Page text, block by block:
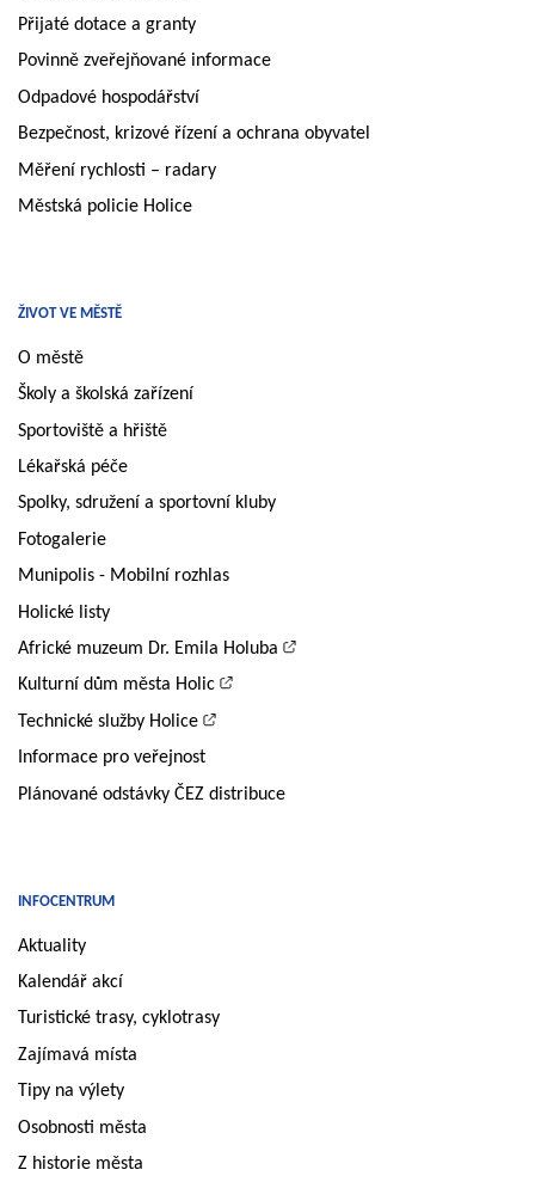
Přijaté dotace a granty
Povinně zveřejňované informace
Odpadové hospodářství
Bezpečnost, krizové řízení a ochrana obyvatel
Měření rychlosti – radary
Městská policie Holice
ŽIVOT VE MĚSTĚ
O městě
Školy a školská zařízení
Sportoviště a hřiště
Lékařská péče
Spolky, sdružení a sportovní kluby
Fotogalerie
Munipolis - Mobilní rozhlas
Holické listy
Africké muzeum Dr. Emila Holuba
Kulturní dům města Holic
Technické služby Holice
Informace pro veřejnost
Plánované odstávky ČEZ distribuce
INFOCENTRUM
Aktuality
Kalendář akcí
Turistické trasy, cyklotrasy
Zajímavá místa
Tipy na výlety
Osobnosti města
Z historie města